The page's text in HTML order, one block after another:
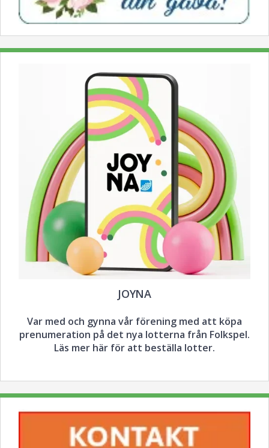
JOYNA
Var med och gynna vår förening med att köpa
prenumeration på det nya lotterna från Folkspel.
Läs mer här för att beställa lotter.